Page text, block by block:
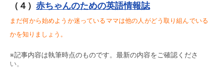
（４） 赤ちゃんのための英語情報誌
まだ何から始めようか迷っているママは他の人がどう取り組んでいる
かを知りましょう。
※記事内容は執筆時点のものです。最新の内容をご確認くださ
い。